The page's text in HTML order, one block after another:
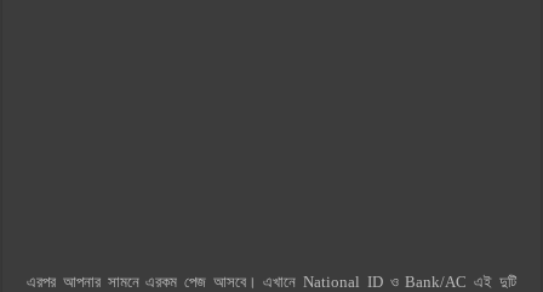
এরপর আপনার সামনে এরকম পেজ আসবে। এখানে National ID ও Bank/AC এই দুটি